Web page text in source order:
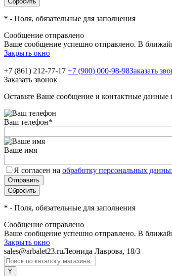
* - Поля, обязательные для заполнения
Сообщение отправлено
Ваше сообщение успешно отправлено. В
Закрыть окно
+7 (861) 212-77-17 +7 (900) 000-98-98Заказать
Заказать звонок
Оставьте Ваше сообщение и контактные
Ваш телефон*
Ваше имя
Я согласен на обработку персональных
* - Поля, обязательные для заполнения
Сообщение отправлено
Ваше сообщение успешно отправлено. В
Закрыть окно
sales@arbalet23.ruЛеонида Лаврова, 18/3